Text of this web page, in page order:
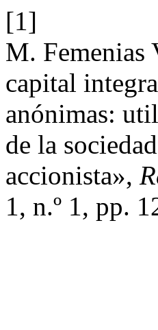
[1]
M. Femenias
capital
anónimas:
de la
accionista»,
1, n.º 1, pp.